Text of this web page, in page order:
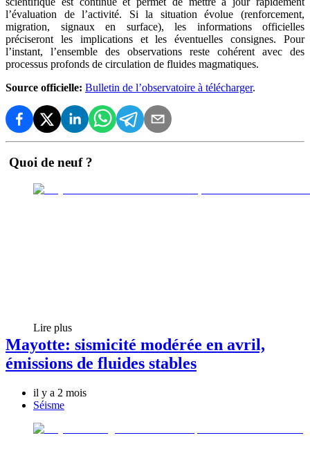
l’évaluation de l’activité. Si la situation évolue (renforcement,
migration, signaux en surface), les informations officielles
préciseront les implications et les éventuelles consignes. Pour
l’instant, l’ensemble des observations reste cohérent avec des
processus profonds de circulation de fluides magmatiques.
Source officielle: Bulletin de l’observatoire à télécharger.
Quoi de neuf ?
Lire plus
Mayotte: sismicité modérée en avril,
émissions de fluides stables
il y a 2 mois
Séisme